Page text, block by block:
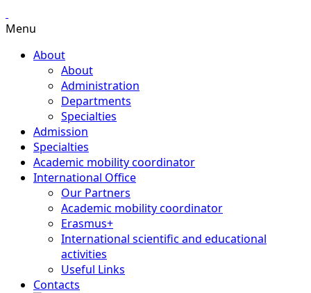
Menu
About
About
Administration
Departments
Specialties
Admission
Specialties
Academic mobility coordinator
International Office
Our Partners
Academic mobility coordinator
Erasmus+
International scientific and educational
activities
Useful Links
Contacts